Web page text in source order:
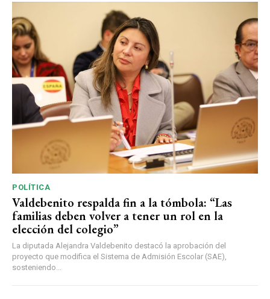
POLÍTICA
Valdebenito respalda fin a la tómbola: “Las
familias deben volver a tener un rol en la
elección del colegio”
La diputada Alejandra Valdebenito destacó la aprobación del
proyecto que modifica el Sistema de Admisión Escolar (SAE),
sosteniendo...